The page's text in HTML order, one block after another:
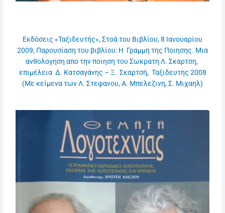
Εκδόσεις «Ταξιδευτής», Στοά του Βιβλίου, 8 Ιανουαρίου
2009, Παρουσίαση του βιβλίου: Η Γραμμη της Ποιησης. Μια
ανθολογηση απο την ποιηση του Σωκρατη Λ. Σκαρτση,
επιμέλεια Δ. Κατσαγάνης – Ξ. Σκαρτσή, Ταξιδευτης 2008
(Με κείμενα των Λ. Στεφανου, Α. Μπελεζινη, Σ. Μιχαηλ)